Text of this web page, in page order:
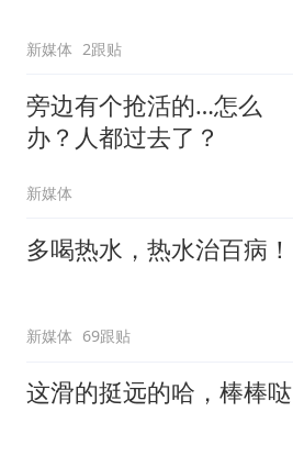
新媒体 2跟贴
旁边有个抢活的…怎么
办？人都过去了？
新媒体
多喝热水，热水治百病！
新媒体 69跟贴
这滑的挺远的哈，棒棒哒